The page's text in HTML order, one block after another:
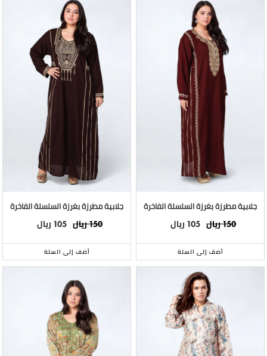
جلابية مطرزة بغرزة السلسلة الفاخرة
ريال150 ريال 105
أضف إلى السلة
جلابية مطرزة بغرزة السلسلة الفاخرة
ريال150 ريال 105
أضف إلى السلة